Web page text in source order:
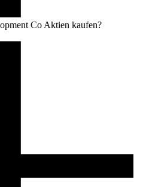
Co Aktien kaufen?